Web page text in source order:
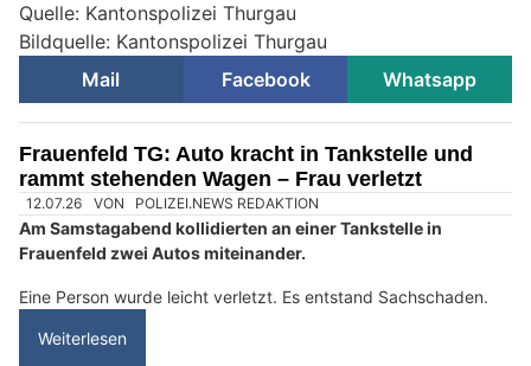
Quelle: Kantonspolizei Thurgau
Bildquelle: Kantonspolizei Thurgau
Mail
Facebook Whatsapp
Frauenfeld TG: Auto kracht in Tankstelle und
rammt stehenden Wagen – Frau verletzt